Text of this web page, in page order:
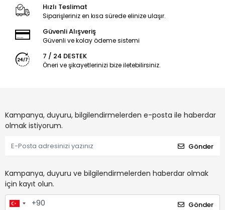
Hızlı Teslimat
Siparişleriniz en kısa sürede elinize ulaşır.
Güvenli Alışveriş
Güvenli ve kolay ödeme sistemi
7 / 24 DESTEK
Öneri ve şikayetlerinizi bize iletebilirsiniz.
Kampanya, duyuru, bilgilendirmelerden e-posta ile haberdar
olmak istiyorum.
Gönder
Kampanya, duyuru ve bilgilendirmelerden haberdar olmak
için kayıt olun.
Gönder